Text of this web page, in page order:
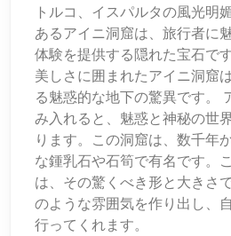
トルコ、イスパルタの風光明
あるアイニ洞窟は、旅行者に
体験を提供する隠れた宝石で
美しさに囲まれたアイニ洞窟
る魅惑的な地下の驚異です。
み入れると、魅惑と神秘の世
ります。この洞窟は、数千年
な鍾乳石や石筍で有名です。
は、その驚くべき形と大きさ
のような雰囲気を作り出し、
行ってくれます。